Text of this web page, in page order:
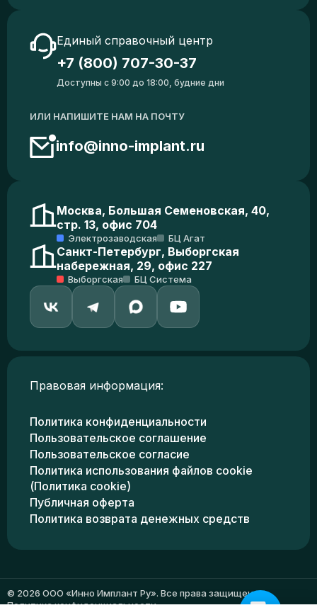
Единый справочный центр
+7 (800) 707-30-37
Доступны с 9:00 до 18:00, будние дни
ИЛИ НАПИШИТЕ НАМ НА ПОЧТУ
info@inno-implant.ru
Москва, Большая Семеновская, 40,
стр. 13, офис 704
Электрозаводская БЦ Агат
Санкт-Петербург, Выборгская
набережная, 29, офис 227
Выборгская БЦ Система
Правовая информация:
Политика конфиденциальности
Пользовательское соглашение
Пользовательское согласие
Политика использования файлов cookie
(Политика cookie)
Публичная оферта
Политика возврата денежных средств
© 2026 ООО «Инно Имплант Ру». Все права защищены.
Политика конфиденциальности